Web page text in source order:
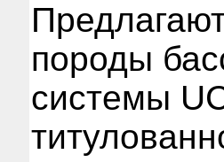
породы
системы